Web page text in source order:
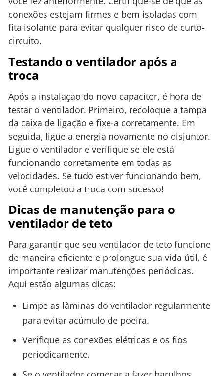
conexões estejam firmes e bem isoladas com
fita isolante para evitar qualquer risco de curto-
circuito.
Testando o ventilador após a
troca
Após a instalação do novo capacitor, é hora de
testar o ventilador. Primeiro, recoloque a tampa
da caixa de ligação e fixe-a corretamente. Em
seguida, ligue a energia novamente no disjuntor.
Ligue o ventilador e verifique se ele está
funcionando corretamente em todas as
velocidades. Se tudo estiver funcionando bem,
você completou a troca com sucesso!
Dicas de manutenção para o
ventilador de teto
Para garantir que seu ventilador de teto funcione
de maneira eficiente e prolongue sua vida útil, é
importante realizar manutenções periódicas.
Aqui estão algumas dicas:
Limpe as lâminas do ventilador regularmente
para evitar acúmulo de poeira.
Verifique as conexões elétricas e os fios
periodicamente.